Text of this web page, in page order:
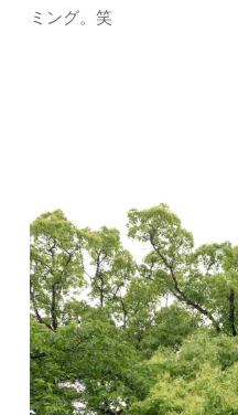
ミング。笑